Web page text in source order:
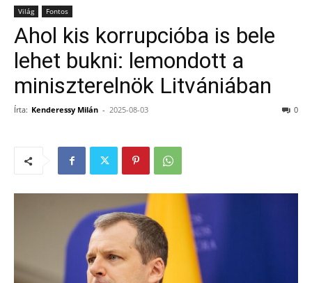
Világ Fontos
Ahol kis korrupcióba is bele
lehet bukni: lemondott a
miniszterelnök Litvániában
Írta: Kenderessy Milán - 2025-08-03 0